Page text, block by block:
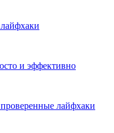
и эффективно
лайфхаки